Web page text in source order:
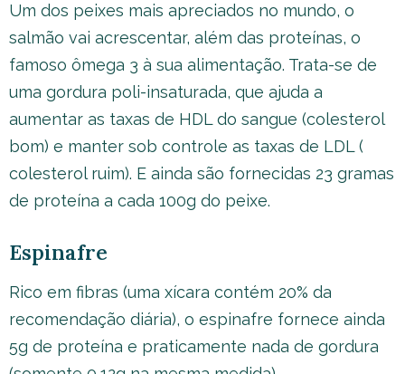
Um dos peixes mais apreciados no mundo, o
salmão vai acrescentar, além das proteínas, o
famoso ômega 3 à sua alimentação. Trata-se de
uma gordura poli-insaturada, que ajuda a
aumentar as taxas de HDL do sangue (colesterol
bom) e manter sob controle as taxas de LDL (
colesterol ruim). E ainda são fornecidas 23 gramas
de proteína a cada 100g do peixe.
Espinafre
Rico em fibras (uma xícara contém 20% da
recomendação diária), o espinafre fornece ainda
5g de proteína e praticamente nada de gordura